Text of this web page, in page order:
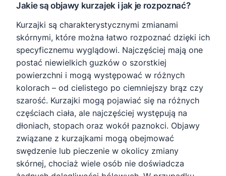
Jakie są objawy kurzajek i jak je rozpoznać?
Kurzajki są charakterystycznymi zmianami
skórnymi, które można łatwo rozpoznać dzięki ich
specyficznemu wyglądowi. Najczęściej mają one
postać niewielkich guzków o szorstkiej
powierzchni i mogą występować w różnych
kolorach – od cielistego po ciemniejszy brąz czy
szarość. Kurzajki mogą pojawiać się na różnych
częściach ciała, ale najczęściej występują na
dłoniach, stopach oraz wokół paznokci. Objawy
związane z kurzajkami mogą obejmować
swędzenie lub pieczenie w okolicy zmiany
skórnej, chociaż wiele osób nie doświadcza